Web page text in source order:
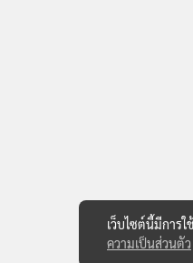
เว็บไซต์นี้มีการ
ความเป็นส่วนตัว